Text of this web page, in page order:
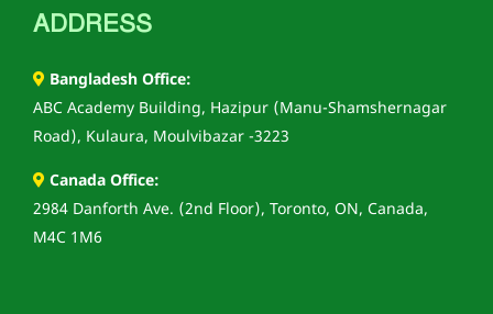
ADDRESS
Bangladesh Office:
ABC Academy Building, Hazipur (Manu-Shamshernagar
Road), Kulaura, Moulvibazar -3223
Canada Office:
2984 Danforth Ave. (2nd Floor), Toronto, ON, Canada,
M4C 1M6